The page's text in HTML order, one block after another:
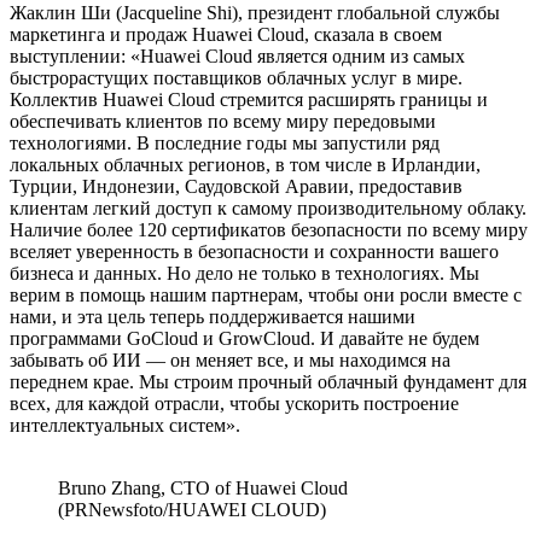
Жаклин Ши (Jacqueline Shi), президент глобальной службы
маркетинга и продаж Huawei Cloud, сказала в своем
выступлении: «Huawei Cloud является одним из самых
быстрорастущих поставщиков облачных услуг в мире.
Коллектив Huawei Cloud стремится расширять границы и
обеспечивать клиентов по всему миру передовыми
технологиями. В последние годы мы запустили ряд
локальных облачных регионов, в том числе в Ирландии,
Турции, Индонезии, Саудовской Аравии, предоставив
клиентам легкий доступ к самому производительному облаку.
Наличие более 120 сертификатов безопасности по всему миру
вселяет уверенность в безопасности и сохранности вашего
бизнеса и данных. Но дело не только в технологиях. Мы
верим в помощь нашим партнерам, чтобы они росли вместе с
нами, и эта цель теперь поддерживается нашими
программами GoCloud и GrowCloud. И давайте не будем
забывать об ИИ — он меняет все, и мы находимся на
переднем крае. Мы строим прочный облачный фундамент для
всех, для каждой отрасли, чтобы ускорить построение
интеллектуальных систем».
Bruno Zhang, CTO of Huawei Cloud
(PRNewsfoto/HUAWEI CLOUD)